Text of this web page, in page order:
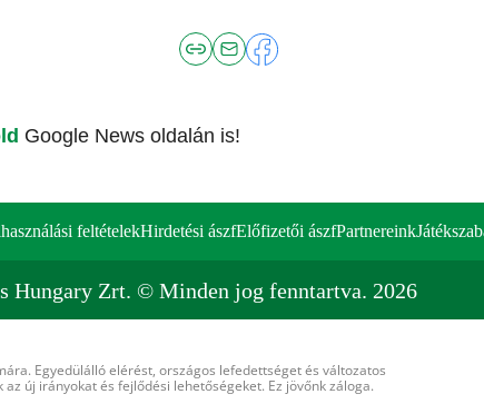
Google News oldalán is!
feltételekHirdetési ászfElőfizetői ászfPartnereink
Hungary Zrt. © Minden jog fenntartva. 2026
Egyedülálló elérést, országos lefedettséget és változatos
új irányokat és fejlődési lehetőségeket. Ez jövőnk záloga.